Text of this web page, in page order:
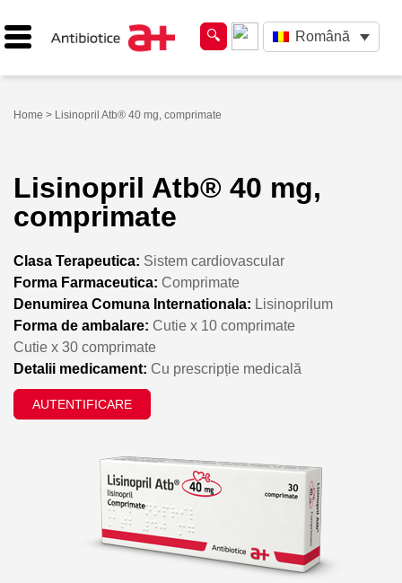
Română
Home > Lisinopril Atb® 40 mg, comprimate
Lisinopril Atb® 40 mg,
comprimate
Clasa Terapeutica: Sistem cardiovascular
Forma Farmaceutica: Comprimate
Denumirea Comuna Internationala: Lisinoprilum
Forma de ambalare: Cutie x 10 comprimate
Cutie x 30 comprimate
Detalii medicament: Cu prescripție medicală
AUTENTIFICARE